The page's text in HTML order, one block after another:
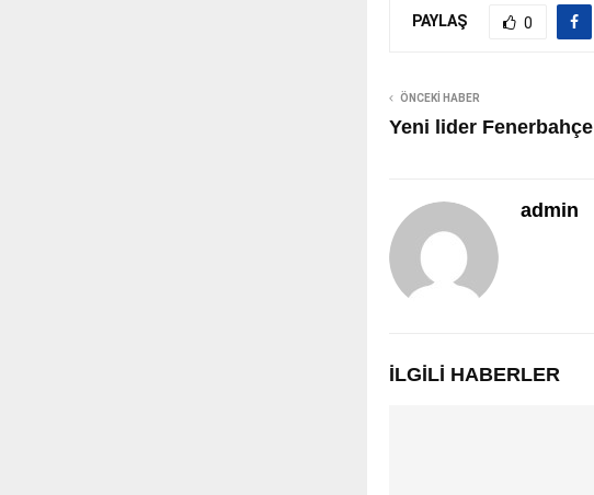
PAYLAŞ 0
ÖNCEKI HABER
Yeni lider Fenerbahçe
admin
İLGILI HABERLER